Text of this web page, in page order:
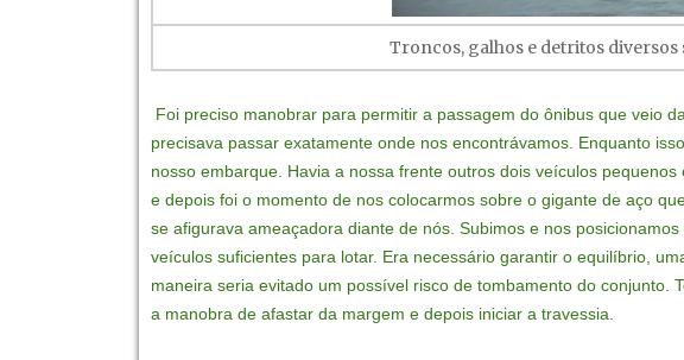
Troncos, galhos e detritos diversos
Foi preciso manobrar para permitir a passagem do ônibus que veio
precisava passar exatamente onde nos encontrávamos. Enquanto
nosso embarque. Havia a nossa frente outros dois veículos
e depois foi o momento de nos colocarmos sobre o gigante de aço
se afigurava ameaçadora diante de nós. Subimos e nos
veículos suficientes para lotar. Era necessário garantir o equilíbrio,
maneira seria evitado um possível risco de tombamento do conjunto.
a manobra de afastar da margem e depois iniciar a travessia.